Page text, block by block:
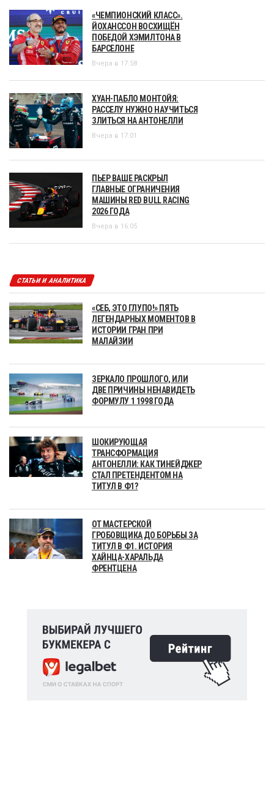
«ЧЕМПИОНСКИЙ КЛАСС».
ЙОХАНССОН ВОСХИЩЁН
ПОБЕДОЙ ХЭМИЛТОНА В
БАРСЕЛОНЕ
Вчера в 17:58
ХУАН-ПАБЛО МОНТОЙЯ:
РАССЕЛУ НУЖНО НАУЧИТЬСЯ
ЗЛИТЬСЯ НА АНТОНЕЛЛИ
Вчера в 17:01
ПЬЕР ВАШЕ РАСКРЫЛ
ГЛАВНЫЕ ОГРАНИЧЕНИЯ
МАШИНЫ RED BULL RACING
2026 ГОДА
Вчера в 16:05
СТАТЬИ И АНАЛИТИКА
«СЕБ, ЭТО ГЛУПО!» ПЯТЬ
ЛЕГЕНДАРНЫХ МОМЕНТОВ В
ИСТОРИИ ГРАН ПРИ
МАЛАЙЗИИ
ЗЕРКАЛО ПРОШЛОГО, ИЛИ
ДВЕ ПРИЧИНЫ НЕНАВИДЕТЬ
ФОРМУЛУ 1 1998 ГОДА
ШОКИРУЮЩАЯ
ТРАНСФОРМАЦИЯ
АНТОНЕЛЛИ: КАК ТИНЕЙДЖЕР
СТАЛ ПРЕТЕНДЕНТОМ НА
ТИТУЛ В Ф1?
ОТ МАСТЕРСКОЙ
ГРОБОВЩИКА ДО БОРЬБЫ ЗА
ТИТУЛ В Ф1. ИСТОРИЯ
ХАЙНЦА-ХАРАЛЬДА
ФРЕНТЦЕНА